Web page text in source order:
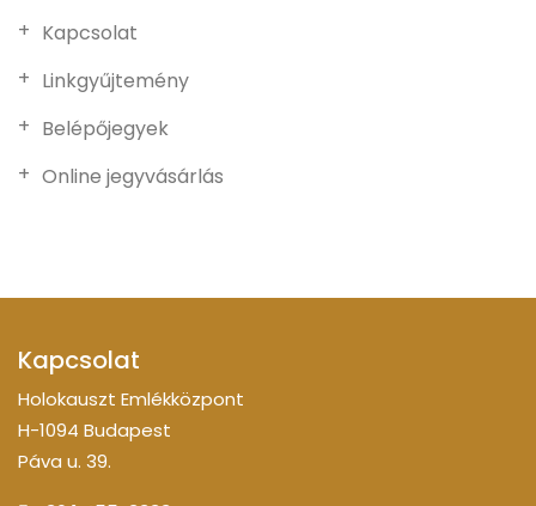
Kapcsolat
Linkgyűjtemény
Belépőjegyek
Online jegyvásárlás
Kapcsolat
Holokauszt Emlékközpont
H-1094 Budapest
Páva u. 39.